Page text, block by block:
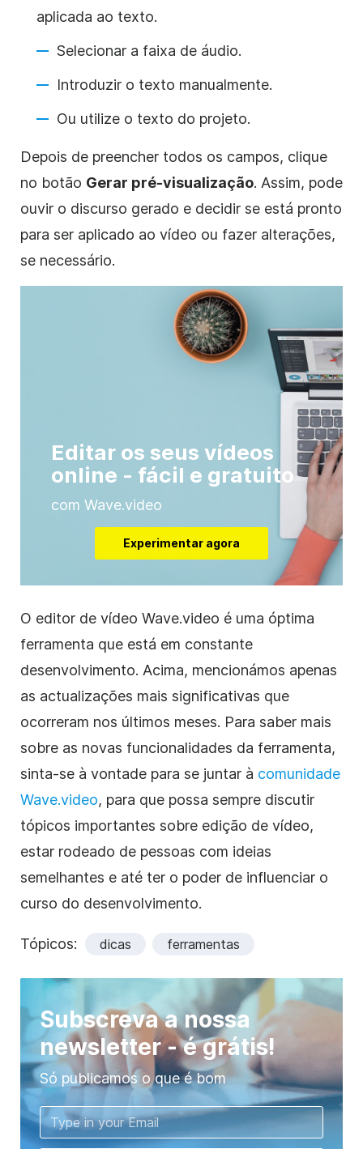
aplicada ao texto.
Selecionar a faixa de áudio.
Introduzir o texto manualmente.
Ou utilize o texto do projeto.
Depois de preencher todos os campos, clique
no botão Gerar pré-visualização. Assim, pode
ouvir o discurso gerado e decidir se está pronto
para ser aplicado ao vídeo ou fazer alterações,
se necessário.
Editar os seus vídeos
online - fácil e gratuito
com Wave.video
Experimentar agora
O editor de vídeo Wave.video é uma óptima
ferramenta que está em constante
desenvolvimento. Acima, mencionámos apenas
as actualizações mais significativas que
ocorreram nos últimos meses. Para saber mais
sobre as novas funcionalidades da ferramenta,
sinta-se à vontade para se juntar à comunidade
Wave.video, para que possa sempre discutir
tópicos importantes sobre edição de vídeo,
estar rodeado de pessoas com ideias
semelhantes e até ter o poder de influenciar o
curso do desenvolvimento.
Tópicos: dicas ferramentas
Subscreva a nossa
newsletter - é grátis!
Só publicamos o que é bom